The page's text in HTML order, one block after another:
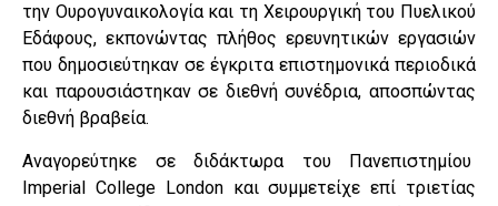
την Ουρογυναικολογία και τη Χειρουργική του Πυελικού
Εδάφους, εκπονώντας πλήθος ερευνητικών εργασιών
που δημοσιεύτηκαν σε έγκριτα επιστημονικά περιοδικά
και παρουσιάστηκαν σε διεθνή συνέδρια, αποσπώντας
διεθνή βραβεία.
Αναγορεύτηκε σε διδάκτωρα του Πανεπιστημίου
Imperial College London και συμμετείχε επί τριετίας